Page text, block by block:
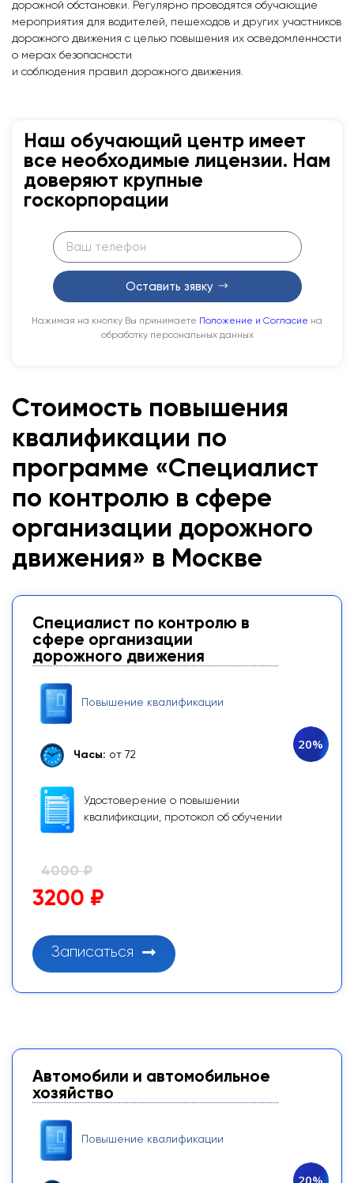
дорожной обстановки. Регулярно проводятся обучающие
мероприятия для водителей, пешеходов и других участников
дорожного движения с целью повышения их осведомленности
о мерах безопасности
и соблюдения правил дорожного движения.
Наш обучающий центр имеет
все необходимые лицензии. Нам
доверяют крупные
госкорпорации
Оставить зявку
Нажимая на кнопку Вы принимаете Положение и Согласие на
обработку персональных данных
Стоимость повышения
квалификации по
программе «Специалист
по контролю в сфере
организации дорожного
движения» в Москве
Специалист по контролю в
сфере организации
дорожного движения
Повышение квалификации
Часы: от 72
Удостоверение о повышении
квалификации, протокол об обучении
20%
4000 ₽
3200 ₽
Записаться
Автомобили и автомобильное
хозяйство
Повышение квалификации